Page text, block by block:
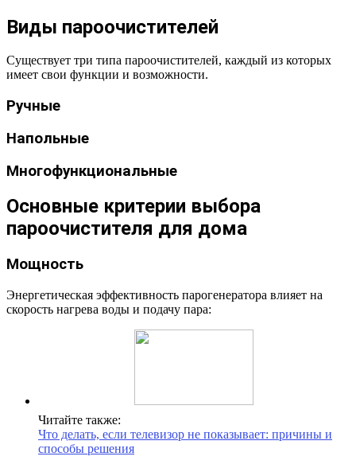
Виды пароочистителей
Существует три типа пароочистителей, каждый из которых
имеет свои функции и возможности.
Ручные
Напольные
Многофункциональные
Основные критерии выбора
пароочистителя для дома
Мощность
Энергетическая эффективность парогенератора влияет на
скорость нагрева воды и подачу пара:
Читайте также:
Что делать, если телевизор не показывает: причины и
способы решения